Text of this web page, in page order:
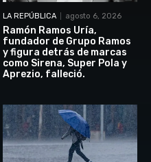
LA REPÚBLICA agosto 6, 2026
Ramón Ramos Uría,
fundador de Grupo Ramos
y figura detrás de marcas
como Sirena, Super Pola y
Aprezio, falleció.